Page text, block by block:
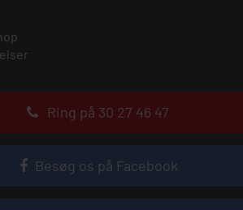
Ring på 30 27 46 47
Besøg os på Facebook